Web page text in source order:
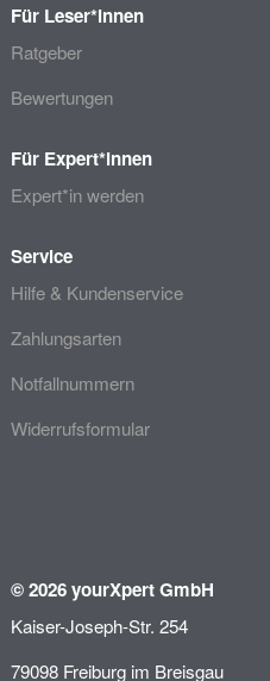
Für Leser*innen
Ratgeber
Bewertungen
Für Expert*innen
Expert*in werden
Service
Hilfe & Kundenservice
Zahlungsarten
Notfallnummern
Widerrufsformular
© 2026 yourXpert GmbH
Kaiser-Joseph-Str. 254
79098 Freiburg im Breisgau